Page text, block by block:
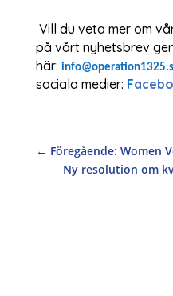
Vill du veta mer om
på vårt nyhetsbrev
här:
sociala medier: F
← Föregående: Women
Ny resolution om